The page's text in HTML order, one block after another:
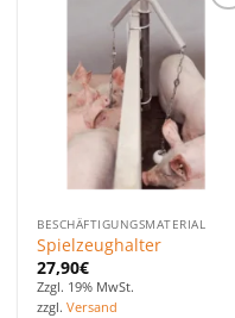
Favoriten
hinzufügen
BESCHÄFTIGUNGSMATERIAL
Spielzeughalter
27,90€
Zzgl. 19% MwSt.
zzgl.Versand